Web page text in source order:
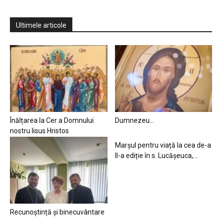
Ultimele articole
Înălțarea la Cer a Domnului
nostru Iisus Hristos
Dumnezeu…
Recunoștință și binecuvântare
Marșul pentru viață la cea de-a
II-a ediție în s. Lucășeuca,...